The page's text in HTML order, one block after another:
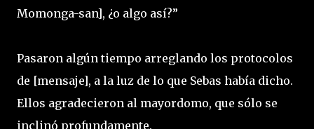
Momonga-san], ¿o algo así?”
Pasaron algún tiempo arreglando los protocolos
de [mensaje], a la luz de lo que Sebas había dicho.
Ellos agradecieron al mayordomo, que sólo se
inclinó profundamente.